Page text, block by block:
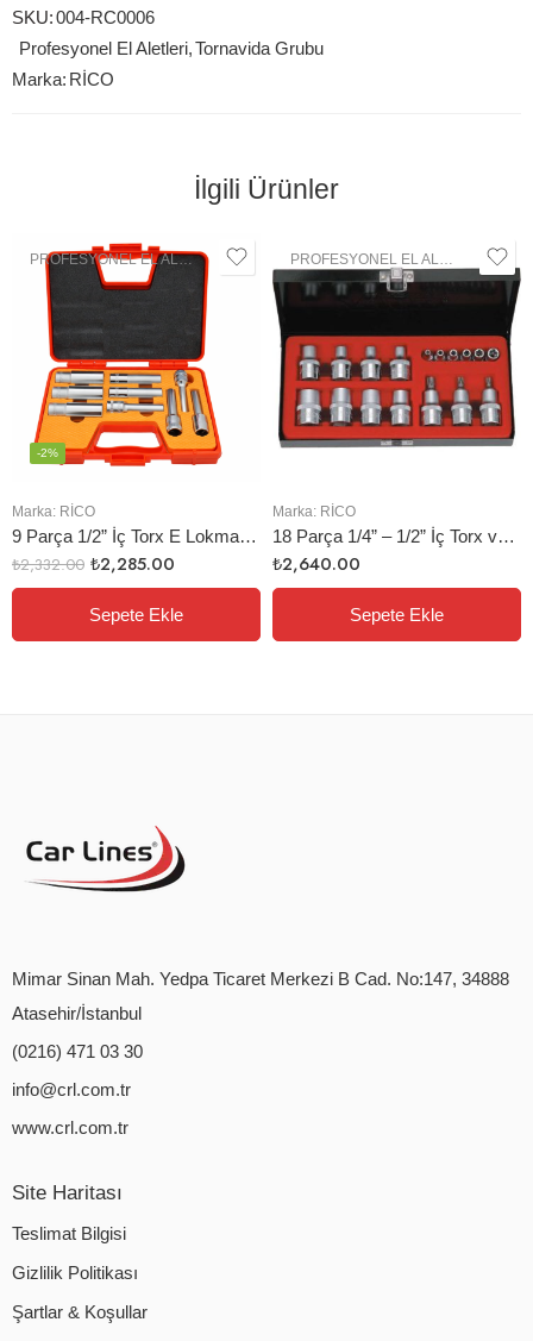
SKU:004-RC0006
Profesyonel El Aletleri,Tornavida Grubu
Marka: RİCO
İlgili Ürünler
PROFESYONEL EL ALETLERI , LOKMA GRUBU
Marka: RİCO
9 Parça 1/2” İç Torx E Lokma Seti Uzun
-2%
₺2,332.00 ₺2,285.00
Sepete Ekle
,
Marka: RİCO
18 Parça 1/4” – 1/2” İç Torx ve Lokmalı Torx Bıts Uç Seti
₺2,640.00
Sepete Ekle
Mimar Sinan Mah. Yedpa Ticaret Merkezi B Cad. No:147, 34888
Atasehir/İstanbul
(0216) 471 03 30
info@crl.com.tr
www.crl.com.tr
Site Haritası
Teslimat Bilgisi
Gizlilik Politikası
Şartlar & Koşullar